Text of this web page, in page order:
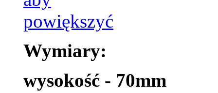
Wymiary:
wysokość - 70mm